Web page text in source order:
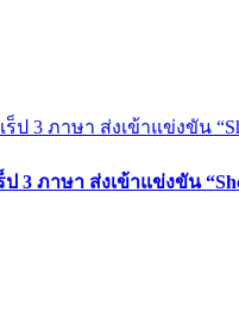
ภาษา ส่งเข้าแข่งขัน